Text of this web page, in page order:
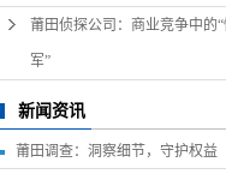
莆田侦探公司：商业竞争中的
军”
新闻资讯
莆田调查：洞察细节，守护权益